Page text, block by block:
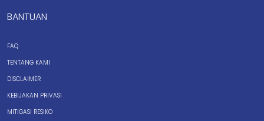
BANTUAN
FAQ
TENTANG KAMI
DISCLAIMER
KEBIJAKAN PRIVASI
MITIGASI RESIKO